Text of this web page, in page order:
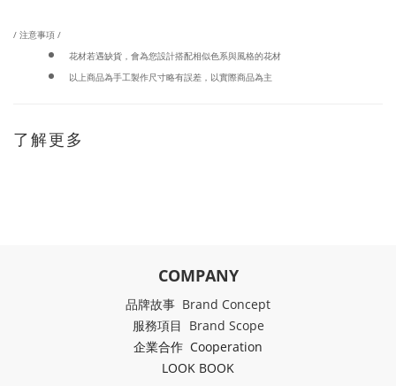
/ 注意事項 /
花材若遇缺貨，會為您設計搭配相似色系與風格的花材
以上商品為手工製作尺寸略有誤差，以實際商品為主
了解更多
COMPANY
品牌故事 Brand Concept
服務項目 Brand Scope
企業合作 Cooperation
LOOK BOOK